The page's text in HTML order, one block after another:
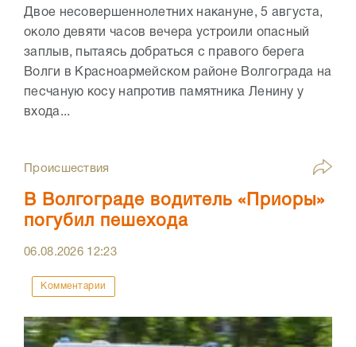
Двое несовершеннолетних накануне, 5 августа,
около девяти часов вечера устроили опасный
заплыв, пытаясь добраться с правого берега
Волги в Красноармейском районе Волгограда на
песчаную косу напротив памятника Ленину у
входа...
Происшествия
В Волгограде водитель «Приоры»
погубил пешехода
06.08.2026 12:23
Комментарии